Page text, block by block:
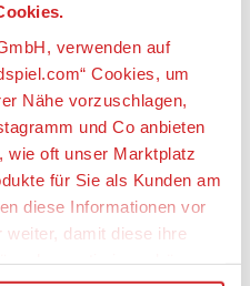
verwenden auf
Cookies, um
Nähe vorzuschlagen,
und Co anbieten
wie oft unser Marktplatz
für Sie als Kunden am
diese Informationen vor
weiter, damit diese ihre
werden, jedes davon
Eure Aufgabe ist es,
aufzubauen und euren
einfach? Nicht so
euch, der seine Armee
rechtmäßiger
Dinge … zumindest